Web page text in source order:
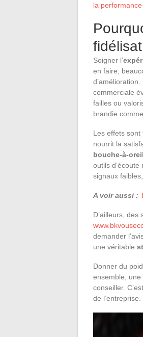
la performance
Soigner l’
en faire,
commerciale
failles ou
brandie
Les effets
nourrit la
bouche-à-
outils
signaux
A voir aussi :
D’ailleurs,
demander
une véritable
Donner du
ensemble,
conseiller.
de l’entreprise.